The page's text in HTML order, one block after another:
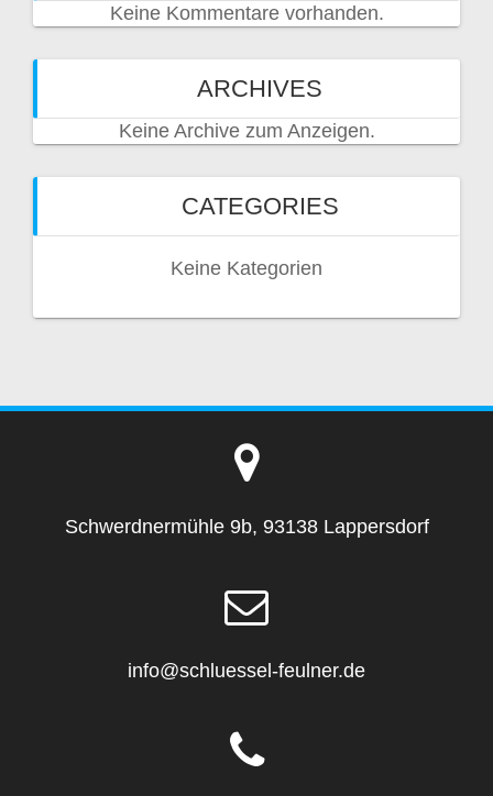
Keine Kommentare vorhanden.
ARCHIVES
Keine Archive zum Anzeigen.
CATEGORIES
Keine Kategorien
Schwerdnermühle 9b, 93138 Lappersdorf
info@schluessel-feulner.de